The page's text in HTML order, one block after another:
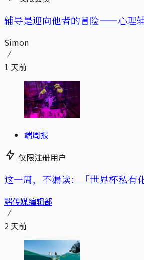
辅导是迎向他者的冒险——心理
Simon
1 天前
端周报
仅限注册用户
这一周，不漏读：「世界杯私有
端传媒编辑部
2 天前